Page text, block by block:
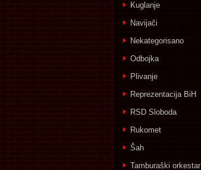
Kuglanje
Navijači
Nekategorisano
Odbojka
Plivanje
Reprezentacija BiH
RSD Sloboda
Rukomet
Šah
Tamburaški orkestar